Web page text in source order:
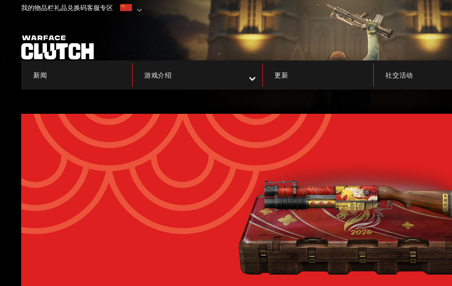
我的物品栏礼品兑换码客服专区
新闻 游戏介绍 更新 社交活动